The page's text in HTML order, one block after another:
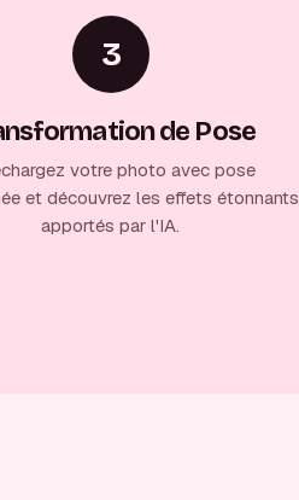
3
de Pose
votre photo avec pose
et découvrez les effets étonnants
apportés par l'IA.